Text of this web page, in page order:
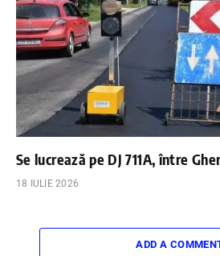
Se lucrează pe DJ 711A, între
18 IULIE 2026
ADD A